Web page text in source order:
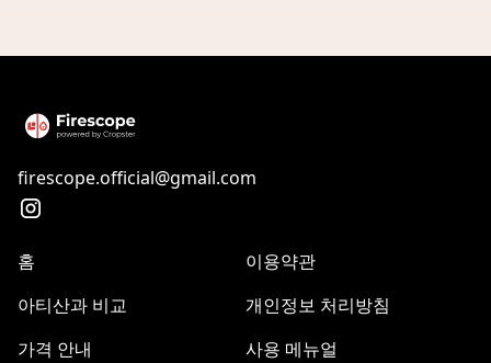
firescope.official@gmail.com
홈
아티산과 비교
가격 안내
이용약관
개인정보 처리방침
사용 메뉴얼